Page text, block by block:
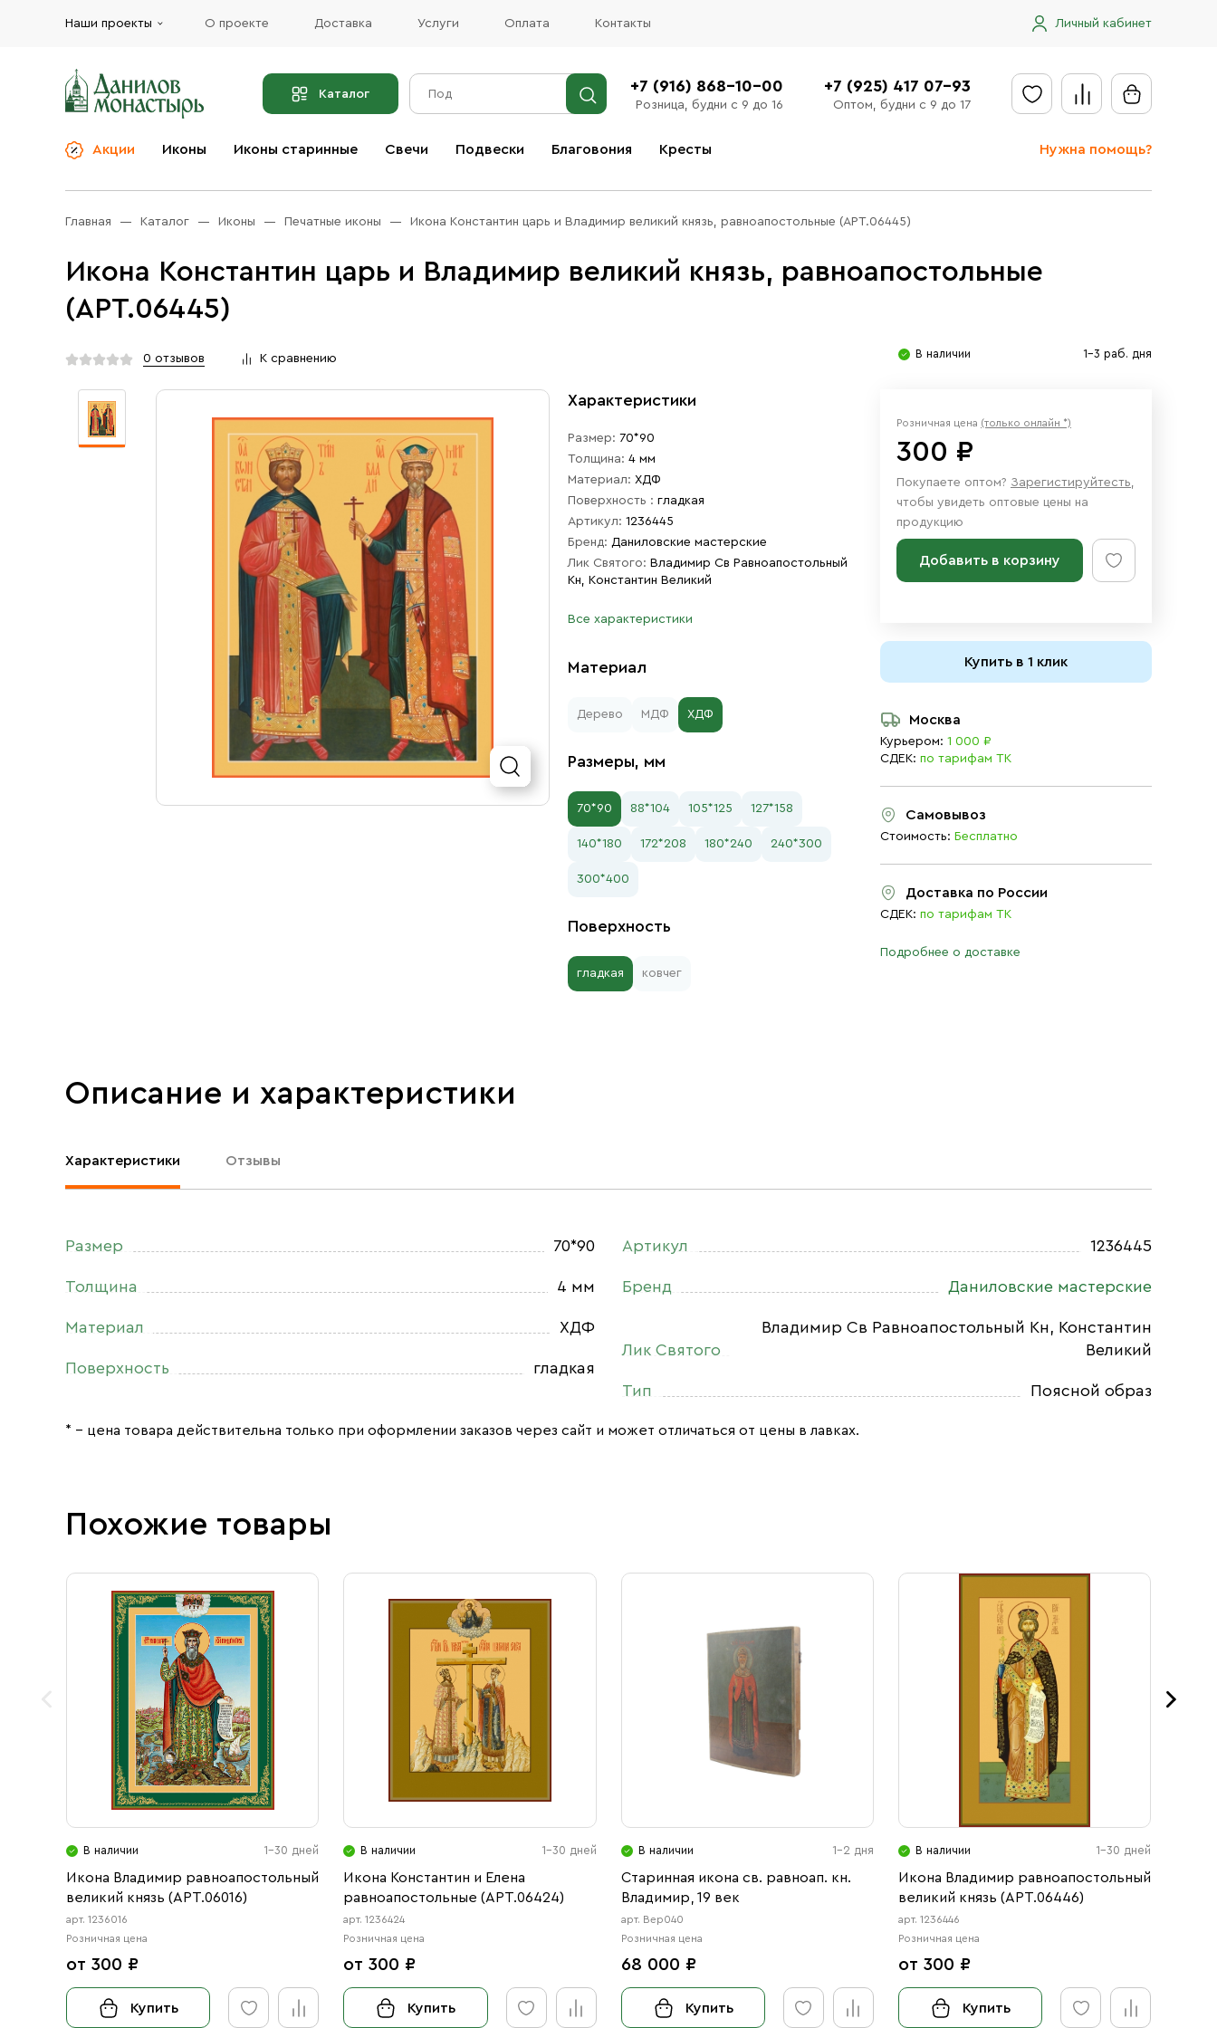
Наши проекты О проекте Доставка Услуги Оплата Контакты Личный кабинет
Каталог +7 (916) 868-10-00
Розница, будни с 9 до 16
+7 (925) 417 07-93
Оптом, будни с 9 до 17
Акции Иконы Иконы старинные Свечи Подвески Благовония Кресты Нужна помощь?
Отправить заявку
Доставка в регионы
Акции
Церковная утварь
Иконы
Масло
Разное
Ювелирные изделия
Бренды
Услуги
Оплата
Главная Каталог Иконы Печатные иконы Икона Константин царь и Владимир великий князь, равноапостольные (АРТ.06445)
Икона Константин царь и Владимир великий князь, равноапостольные
(АРТ.06445)
0 отзывов К сравнению В наличии 1-3 раб. дня
Характеристики
Размер: 70*90
Толщина: 4 мм
Материал: ХДФ
Поверхность : гладкая
Артикул: 1236445
Бренд: Даниловские мастерские
Лик Святого: Владимир Св Равноапостольный
Кн, Константин Великий
Все характеристики
Материал
Дерево МДФ ХДФ
Размеры, мм
70*90 88*104 105*125 127*158
140*180 172*208 180*240 240*300
300*400
Поверхность
гладкая ковчег
Розничная цена (только онлайн *)
300 ₽
Покупаете оптом? Зарегистируйтесть,
чтобы увидеть оптовые цены на
продукцию
Добавить в корзину
Купить в 1 клик
Москва
Курьером: 1 000 ₽
СДЕК: по тарифам ТК
Самовывоз
Стоимость: Бесплатно
Доставка по России
СДЕК: по тарифам ТК
Подробнее о доставке
Описание и характеристики
Характеристики Отзывы
Размер 70*90
Толщина 4 мм
Материал ХДФ
Поверхность гладкая
Артикул 1236445
Бренд Даниловские мастерские
Лик Святого
Владимир Св Равноапостольный Кн, Константин
Великий
Тип Поясной образ
* – цена товара действительна только при оформлении заказов через сайт и может отличаться от цены в лавках.
Похожие товары
В наличии 1-30 дней
Икона Владимир равноапостольный
великий князь (АРТ.06016)
арт. 1236016
Розничная цена
от 300 ₽
Купить
В наличии 1-30 дней
Икона Константин и Елена
равноапостольные (АРТ.06424)
арт. 1236424
Розничная цена
от 300 ₽
Купить
В наличии 1-2 дня
Старинная икона св. равноап. кн.
Владимир, 19 век
арт. Вер040
Розничная цена
68 000 ₽
Купить
В наличии 1-30 дней
Икона Владимир равноапостольный
великий князь (АРТ.06446)
арт. 1236446
Розничная цена
от 300 ₽
Купить